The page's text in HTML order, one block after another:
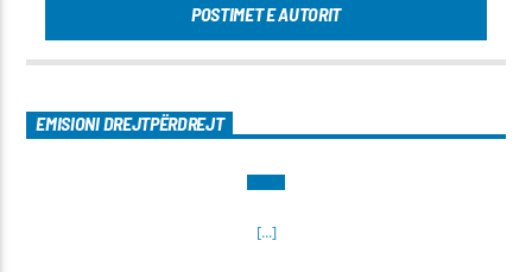
POSTIMET E AUTORIT
EMISIONI DREJTPËRDREJT
[...]